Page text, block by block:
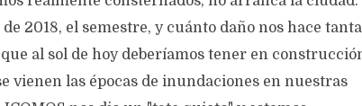
2018, el semestre, y cuánto daño nos hace tanta
al sol de hoy deberíamos tener en
vienen las épocas de inundaciones en nuestras